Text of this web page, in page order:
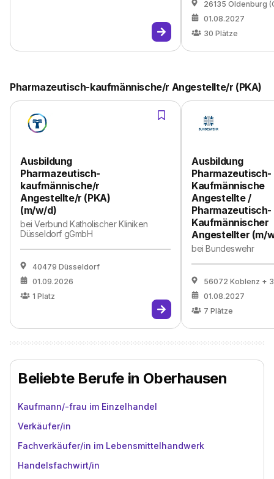
26135 Oldenburg
01.08.2027
30 Plätze
Pharmazeutisch-kaufmännische/r Angestellte/r (PKA)
Ausbildung
Pharmazeutisch-
kaufmännische/r
Angestellte/r (PKA)
(m/w/d)
beiVerbund Katholischer Kliniken
Düsseldorf gGmbH
40479 Düsseldorf
01.09.2026
1 Platz
Ausbildung
Pharmazeutisch-
Kaufmännische
Angestellte /
Pharmazeutisch-
Kaufmännischer
Angestellter (m/
beiBundeswehr
56072 Koblenz +
01.08.2027
7 Plätze
Beliebte Berufe in Oberhausen
Kaufmann/-frau im Einzelhandel
Verkäufer/in
Fachverkäufer/in im Lebensmittelhandwerk
Handelsfachwirt/in